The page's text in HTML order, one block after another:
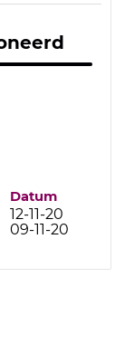
Datum
12-11-20
09-11-20